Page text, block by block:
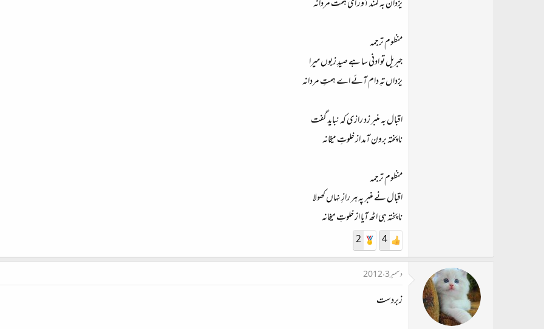
یزدان بہ کمند آور ای ہمت مردانہ
منظوم ترجمہ
جبریل تو ادنی سا ہے صیدِ زبوں میرا
یزداں تہِ دام آئے اے ہمتِ مردانہ
اقبال بہ منبر زد رازی کہ نباید گفت
نا پختہ برون آمد از خلوتِ میخانہ
منظوم ترجمہ
اقبال نے منبر پہ ہر رازِ نہاں کھولا
نا پختہ ہی اٹھ آیا از خلوتِ میخانہ
4
2
دسمبر 3، 2012
زبردست